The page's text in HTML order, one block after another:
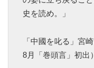
史を読め。」
「中國を叱る」宮
8月「巻頭言」初出）